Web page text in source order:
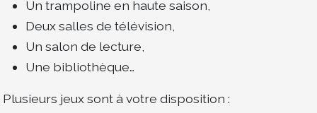
Un trampoline en haute saison,
Deux salles de télévision,
Un salon de lecture,
Une bibliothèque…
Plusieurs jeux sont à votre disposition :